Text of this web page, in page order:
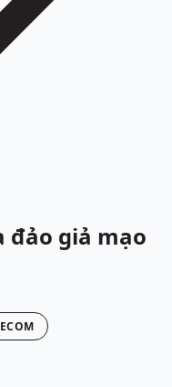
đảo giả mạo